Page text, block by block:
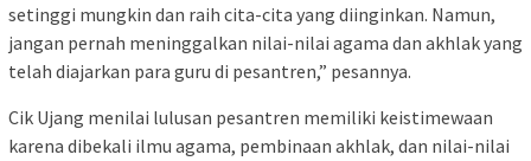
setinggi mungkin dan raih cita-cita yang diinginkan. Namun,
jangan pernah meninggalkan nilai-nilai agama dan akhlak yang
telah diajarkan para guru di pesantren,” pesannya.
Cik Ujang menilai lulusan pesantren memiliki keistimewaan
karena dibekali ilmu agama, pembinaan akhlak, dan nilai-nilai